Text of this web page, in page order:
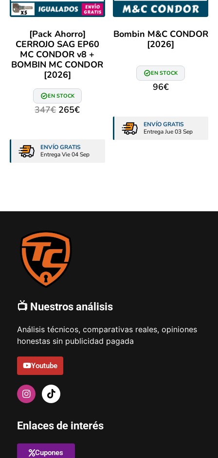
[Pack Ahorro]
CERROJO SAG EP60
MC CONDOR v8 +
BOMBIN MC CONDOR
[2026]
EN STOCK
347€ 265€
ENVÍO GRATIS
Entrega Vie 04 Sep
Bombin M&C CONDOR
[2026]
EN STOCK
96€
ENVÍO GRATIS
Entrega Jue 03 Sep
📺 Nuestros análisis
Análisis técnicos, comparativas reales, opiniones
honestas sin publicidad pagada
Youtube
Enlaces de interés
Cupones